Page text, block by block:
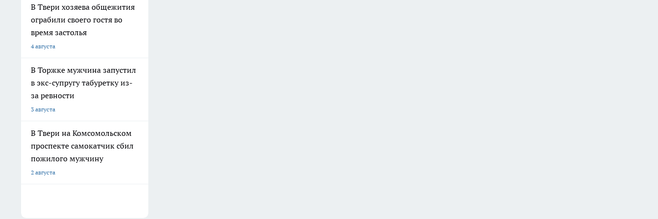
В Твери хозяева общежития
ограбили своего гостя во
время застолья
4 августа
В Торжке мужчина запустил
в экс-супругу табуретку из-
за ревности
3 августа
В Твери на Комсомольском
проспекте самокатчик сбил
пожилого мужчину
2 августа